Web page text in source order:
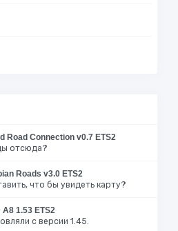
Road Connection v0.7 ETS2
отсюда?
Roads v3.0 ETS2
что бы увидеть карту?
1.53 ETS2
с версии 1.45.